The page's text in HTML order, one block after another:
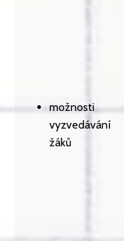
možnosti
vyzvedávání
žáků